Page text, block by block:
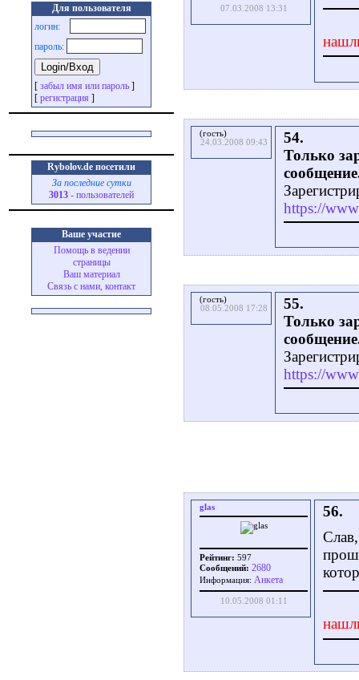
Для пользователя
логин:
пароль:
[ забыл имя или пароль ]
[ регистрация ]
Rybolov.de посетили
За последние сутки
3013 - пользователей
Ваше участие
Помощь в ведении
страницы
Ваш материал
Связь с нами, контакт
07.03.2008 13:31
(гость)
24.03.2008 09:43
54.
Только
https://
(гость)
08.05.2008 17:28
55.
Только
https://
glas
Рейтинг: 597
Сообщений: 2680
Информация: Aнкета
10.05.2008 01:11
56.